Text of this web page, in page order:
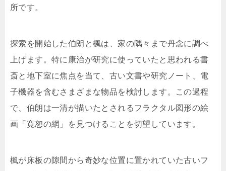
所です。
探索を開始した伯朗と楓は、家の隅々まで丹念に調べ
上げます。特に康治が研究に使っていたと思われる書
斎と地下室に焦点を当て、古い文書や研究ノート、電
子機器を含むさまざまな物品を検討します。この過程
で、伯朗は一清が描いたとされるフラクタル図形の絵
画「寛恕の網」を見つけることを切望しています。
楓が床板の隙間から奇妙な位置に置かれていた古いフ